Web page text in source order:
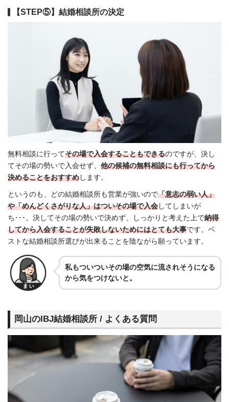
【STEP⑤】結婚相談所の決定
無料相談に行ってその場で入会することもできるのですが、決し
てその場の勢いで入会せず、 他の候補の無料相談にも行ってから
決めることをおすすめします。
というのも、どの結婚相談所も営業が強いので「意志の弱い人」
や「めんどくさがりな人」はついその場で入会してしまいが
ち･･･。決してその場の勢いで決めず、しっかりと考えた上で納得
してから入会することが失敗しないためにはとても大事です。ベ
ストな結婚相談所選びが出来ることを陰ながら願っています。
私もついついその場の空気に流されそうになる
から気をつけないと。
岡山のIBJ結婚相談所 / よくある質問